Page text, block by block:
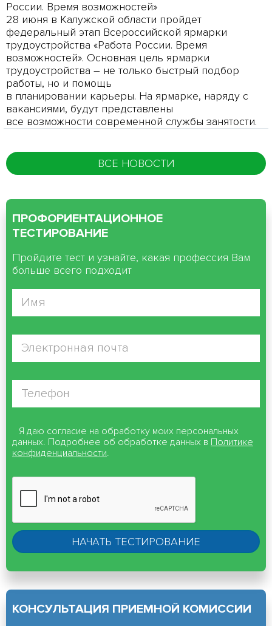
России. Время возможностей»
28 июня в Калужской области пройдет
федеральный этап Всероссийской ярмарки
трудоустройства «Работа России. Время
возможностей». Основная цель ярмарки
трудоустройства – не только быстрый подбор
работы, но и помощь
в планировании карьеры. На ярмарке, наряду с
вакансиями, будут представлены
все возможности современной службы занятости.
ВСЕ НОВОСТИ
ПРОФОРИЕНТАЦИОННОЕ
ТЕСТИРОВАНИЕ
Пройдите тест и узнайте, какая профессия Вам
больше всего подходит
Я даю согласие на обработку моих персональных
данных. Подробнее об обработке данных в Политике
конфиденциальности.
КОНСУЛЬТАЦИЯ ПРИЕМНОЙ КОМИССИИ